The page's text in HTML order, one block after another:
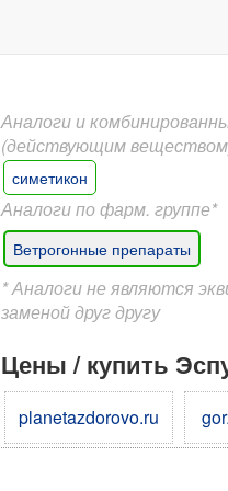
Аналоги и
(действующим
симетикон
Аналоги по фарм. группе*
Ветрогонные препараты
* Аналоги не являются
заменой друг другу
Цены / купить
planetazdorovo.ru